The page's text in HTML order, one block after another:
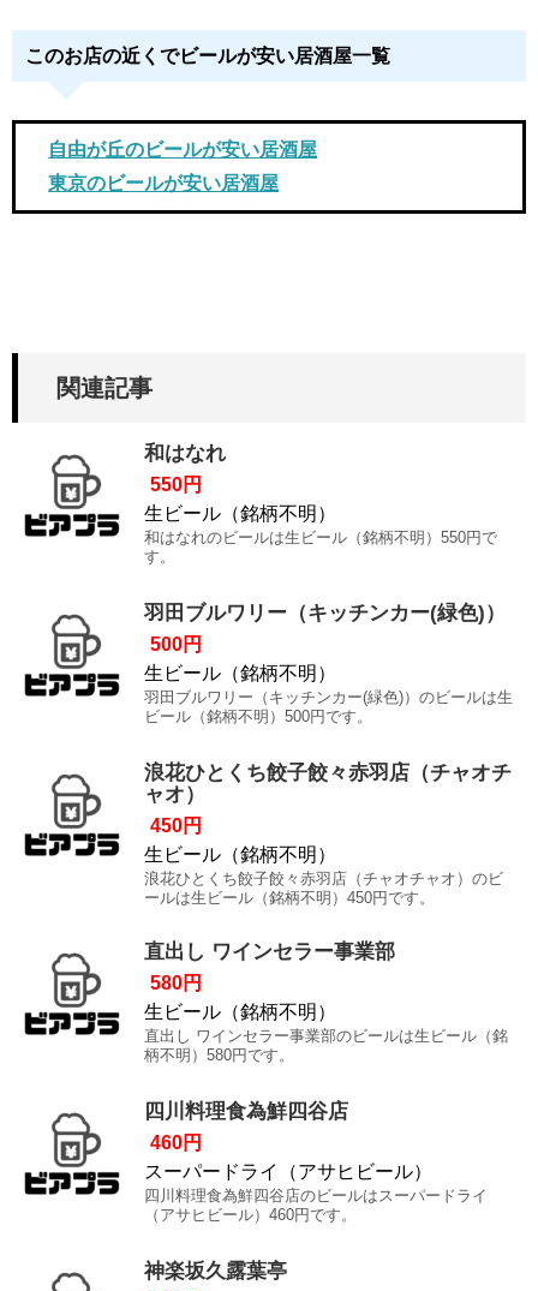
このお店の近くでビールが安い居酒屋一覧
自由が丘のビールが安い居酒屋
東京のビールが安い居酒屋
関連記事
和はなれ
550円
生ビール（銘柄不明）
和はなれのビールは生ビール（銘柄不明）550円で
す。
羽田ブルワリー（キッチンカー(緑色)）
500円
生ビール（銘柄不明）
羽田ブルワリー（キッチンカー(緑色)）のビールは生
ビール（銘柄不明）500円です。
浪花ひとくち餃子餃々赤羽店（チャオチ
ャオ）
450円
生ビール（銘柄不明）
浪花ひとくち餃子餃々赤羽店（チャオチャオ）のビ
ールは生ビール（銘柄不明）450円です。
直出し ワインセラー事業部
580円
生ビール（銘柄不明）
直出し ワインセラー事業部のビールは生ビール（銘
柄不明）580円です。
四川料理食為鮮四谷店
460円
スーパードライ（アサヒビール）
四川料理食為鮮四谷店のビールはスーパードライ
（アサヒビール）460円です。
神楽坂久露葉亭